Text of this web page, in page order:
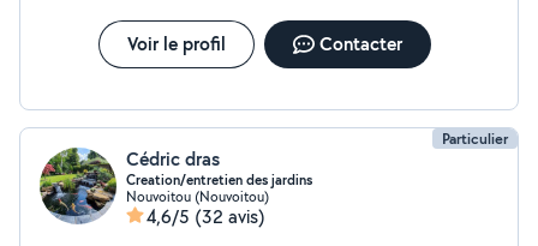
Voir le profil Contacter
Particulier
Cédric dras
Creation/entretien des jardins
Nouvoitou (Nouvoitou)
4,6/5 (32 avis)